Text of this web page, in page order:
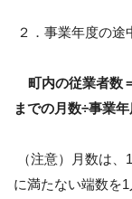
２．事業年度の
町内の従業者数
までの月数÷事業
（注意）月数は、 1
に満たない端数を1